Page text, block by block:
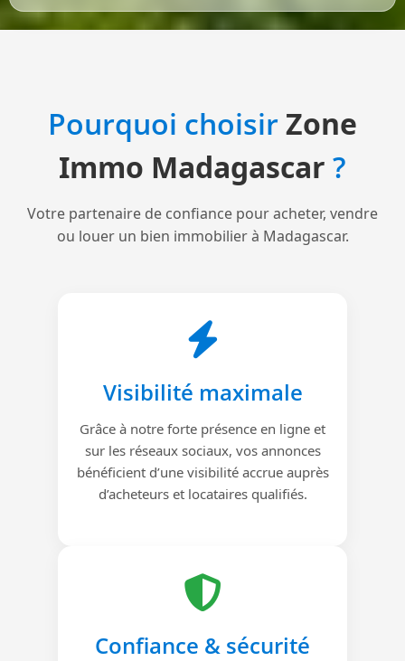
Pourquoi choisirZone
Immo Madagascar ?
Votre partenaire de confiance pour acheter, vendre
ou louer un bien immobilier à Madagascar.
Visibilité maximale
Grâce à notre forte présence en ligne et
sur les réseaux sociaux, vos annonces
bénéficient d’une visibilité accrue auprès
d’acheteurs et locataires qualifiés.
Confiance & sécurité